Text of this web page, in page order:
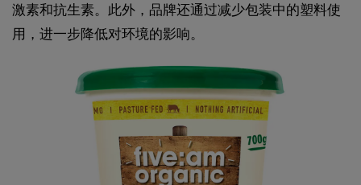
激素和抗生素。此外，品牌还通过减少包装中的塑料使
用，进一步降低对环境的影响。